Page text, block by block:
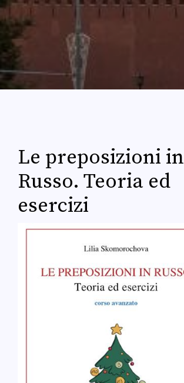
Le preposizioni in
Russo. Teoria ed
esercizi